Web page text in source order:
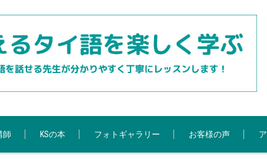
師 KSの本 フォトギャラリー お客様の声